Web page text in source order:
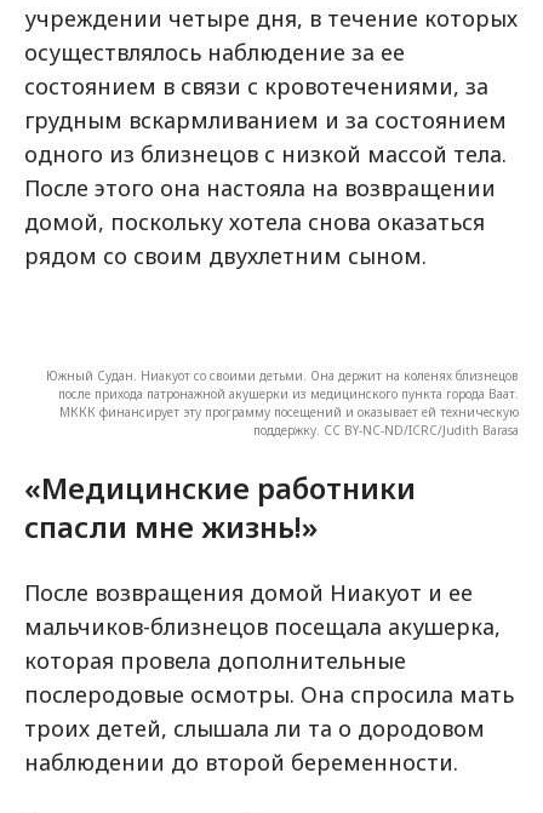
учреждении четыре дня, в течение которых
осуществлялось наблюдение за ее
состоянием в связи с кровотечениями, за
грудным вскармливанием и за состоянием
одного из близнецов с низкой массой тела.
После этого она настояла на возвращении
домой, поскольку хотела снова оказаться
рядом со своим двухлетним сыном.
Южный Судан. Ниакуот со своими детьми. Она держит на коленях близнецов
после прихода патронажной акушерки из медицинского пункта города Ваат.
МККК финансирует эту программу посещений и оказывает ей техническую
поддержку. CC BY-NC-ND/ICRC/Judith Barasa
«Медицинские работники
спасли мне жизнь!»
После возвращения домой Ниакуот и ее
мальчиков-близнецов посещала акушерка,
которая провела дополнительные
послеродовые осмотры. Она спросила мать
троих детей, слышала ли та о дородовом
наблюдении до второй беременности.